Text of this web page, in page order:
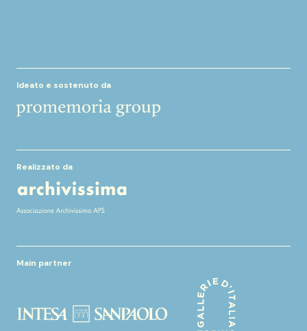
Ideato e sostenuto da
Realizzato da
Main partner